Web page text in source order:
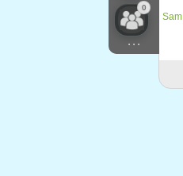
0
...
Sam